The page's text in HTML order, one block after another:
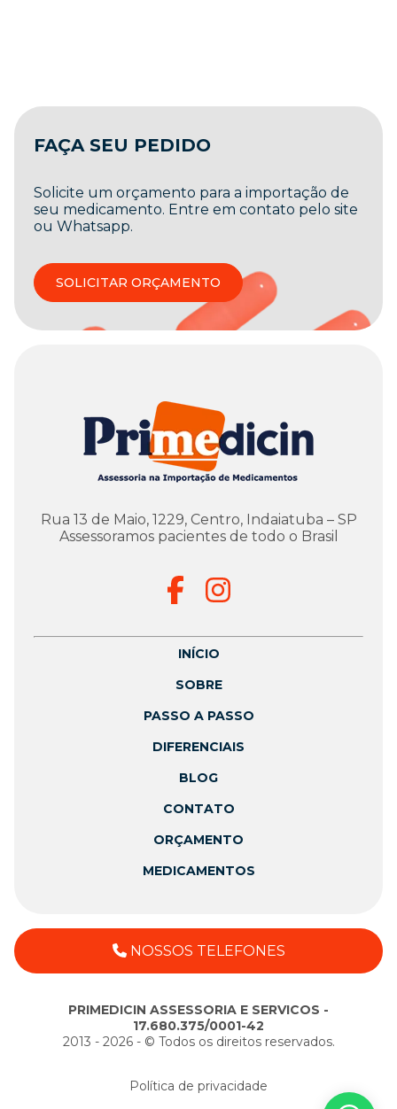
FAÇA SEU PEDIDO
Solicite um orçamento para a importação de
seu medicamento. Entre em contato pelo site
ou Whatsapp.
SOLICITAR ORÇAMENTO
Rua 13 de Maio, 1229, Centro, Indaiatuba – SP
Assessoramos pacientes de todo o Brasil
INÍCIO
SOBRE
PASSO A PASSO
DIFERENCIAIS
BLOG
CONTATO
ORÇAMENTO
MEDICAMENTOS
NOSSOS TELEFONES
PRIMEDICIN ASSESSORIA E SERVICOS -
17.680.375/0001-42
2013 - 2026 - ©️ Todos os direitos reservados.
Política de privacidade